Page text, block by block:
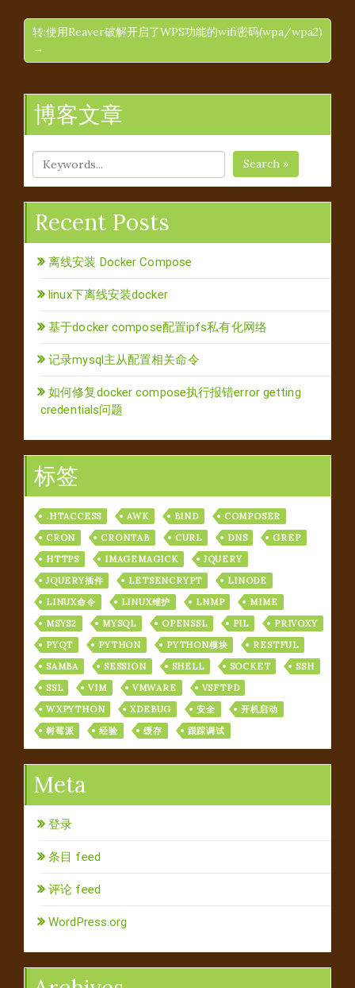
转:使用Reaver破解开启了WPS功能的wifi密码(wpa/wpa2)
→
博客文章
Search »
Recent Posts
离线安装 Docker Compose
linux下离线安装docker
基于docker compose配置ipfs私有化网络
记录mysql主从配置相关命令
如何修复docker compose执行报错error getting
credentials问题
标签
.HTACCESS AWK BIND
COMPOSER
CRON
CRONTAB CURL DNS
GREP
HTTPS
IMAGEMAGICK
JQUERY
JQUERY插件
LETSENCRYPT
LINODE
LINUX命令
LINUX维护 LNMP
MIME
MSYS2
MYSQL OPENSSL PIL
PRIVOXY
PYQT
PYTHON PYTHON模块
RESTFUL
SAMBA
SESSION SHELL SOCKET
SSH
SSL
VIM VMWARE
VSFTPD
WXPYTHON
XDEBUG 安全
开机启动
树莓派
经验 缓存 跟踪调试
Meta
登录
条目 feed
评论 feed
WordPress.org